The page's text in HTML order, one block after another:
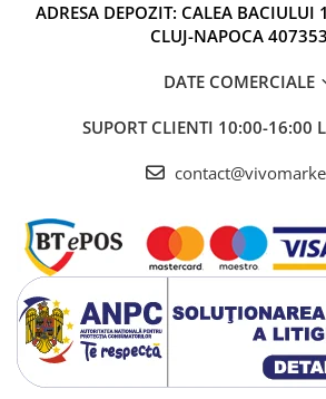
ADRESA DEPOZIT: CALEA BACIULUI
CLUJ-NAPOCA 407353
DATE COMERCIALE
SUPORT CLIENTI 10:00-16:00